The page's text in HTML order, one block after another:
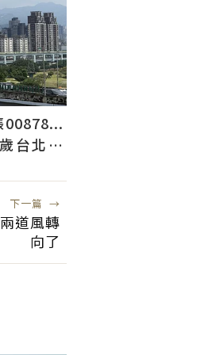
00878...
台北人
下一篇 →
道風轉
向了